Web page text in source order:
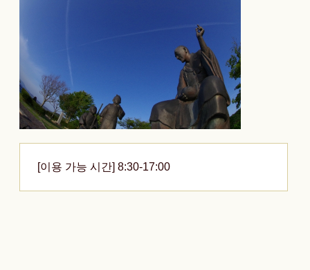
[이용 가능 시간] 8:30-17:00